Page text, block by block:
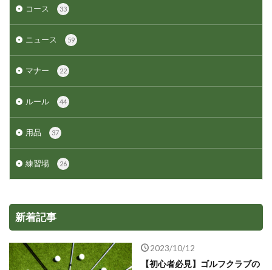
コース 33
ニュース 59
マナー 22
ルール 44
用品 37
練習場 26
新着記事
2023/10/12
【初心者必見】ゴルフクラブの